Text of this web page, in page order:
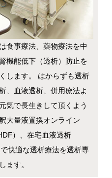
食事療法、薬物療法を中
機能低下（透析）防止を
します。 はからずも透析
、血液透析、併用療法よ
気で長生きして頂くよう
大量液置換オンライン
）、在宅血液透析
快適な透析療法を透析専
ます。